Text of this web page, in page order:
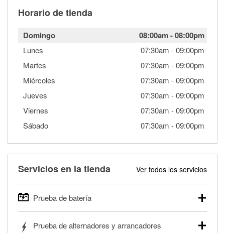
Horario de tienda
Domingo 08:00am-08:00pm
Lunes 07:30am -09:00pm
Martes
07:30am -09:00pm
Miércoles
07:30am -09:00pm
Jueves
07:30am -09:00pm
Viernes
07:30am -09:00pm
Sábado
07:30am -09:00pm
Servicios en la tienda Ver todos los servicios
Prueba de batería
autos, camionetas, SUVs, vehículos comerciales y
Prueba de alternadores y arrancadores